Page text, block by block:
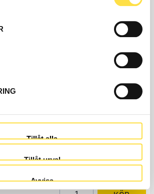
Tillåt alla
Tillåt urval
Avvisa
LITER